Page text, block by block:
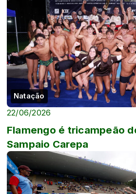
Natação
22/06/2026
Flamengo é tricampeão
Sampaio Carepa